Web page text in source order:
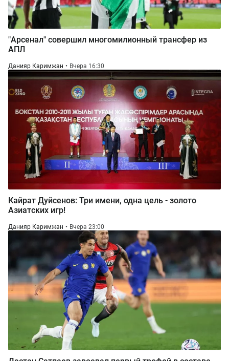
"Арсенал" совершил многомилионный трансфер из
АПЛ
Данияр Каримжан Вчера 16:30
Кайрат Дуйсенов: Три имени, одна цель - золото
Азиатских игр!
Данияр Каримжан Вчера 23:00